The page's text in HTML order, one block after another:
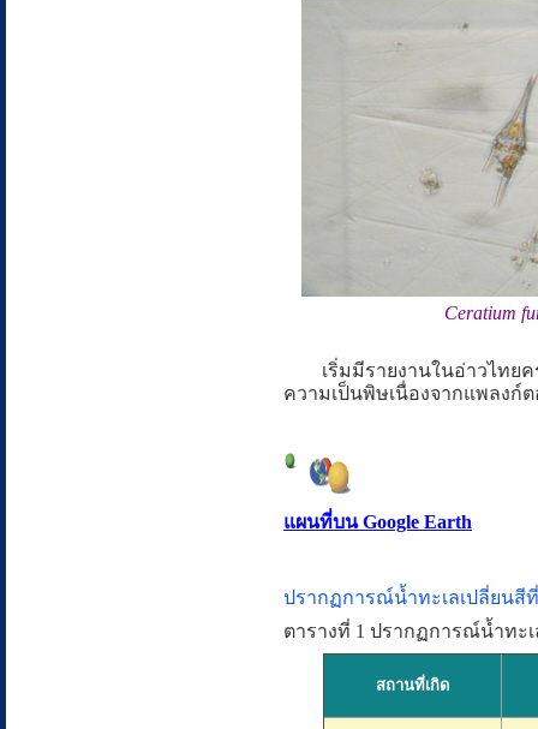
Ceratium
เริ่มมีรายงานในอ่าวไทยครั้
ความเป็นพิษเนื่องจากแพลงก์
แผนที่บน Google Earth
ปรากฏการณ์น้ำทะเลเปลี่ยนสี
ตารางที่ 1 ปรากฏการณ์น้ำทะเ
สถานที่เกิด